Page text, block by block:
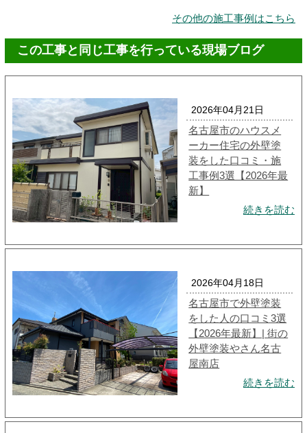
その他の施工事例はこちら
この工事と同じ工事を行っている現場ブログ
2026年04月21日
名古屋市のハウスメ
ーカー住宅の外壁塗
装をした口コミ・施
工事例3選【2026年最
新】
続きを読む
2026年04月18日
名古屋市で外壁塗装
をした人の口コミ3選
【2026年最新】| 街の
外壁塗装やさん名古
屋南店
続きを読む